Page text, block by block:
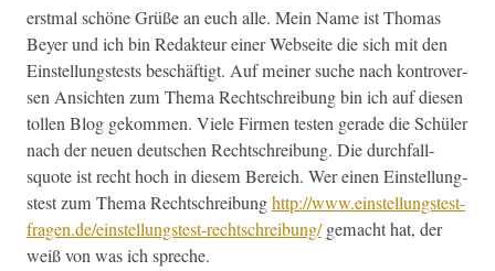
erst­mal schöne Grüße an euch alle. Mein Name ist Thomas
Bey­er und ich bin Redak­teur ein­er Web­seite die sich mit den
Ein­stel­lung­stests beschäftigt. Auf mein­er suche nach kon­tro­ver­
sen Ansicht­en zum The­ma Rechtschrei­bung bin ich auf diesen
tollen Blog gekom­men. Viele Fir­men testen ger­ade die Schüler
nach der neuen deutschen Rechtschrei­bung. Die durch­fall­
squote ist recht hoch in diesem Bere­ich. Wer einen Ein­stel­lung­
stest zum The­ma Rechtschrei­bunghttp://www.einstellungstest-
fragen.de/einstellungstest-rechtschreibung/gemacht hat, der
weiß von was ich spreche.